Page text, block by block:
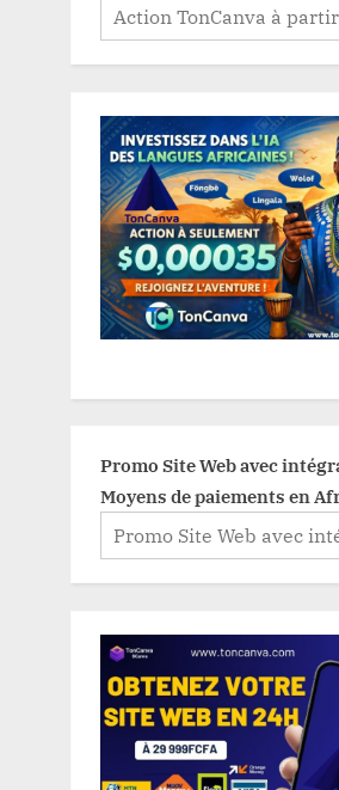
Promo Site Web avec
Moyens de paiements en